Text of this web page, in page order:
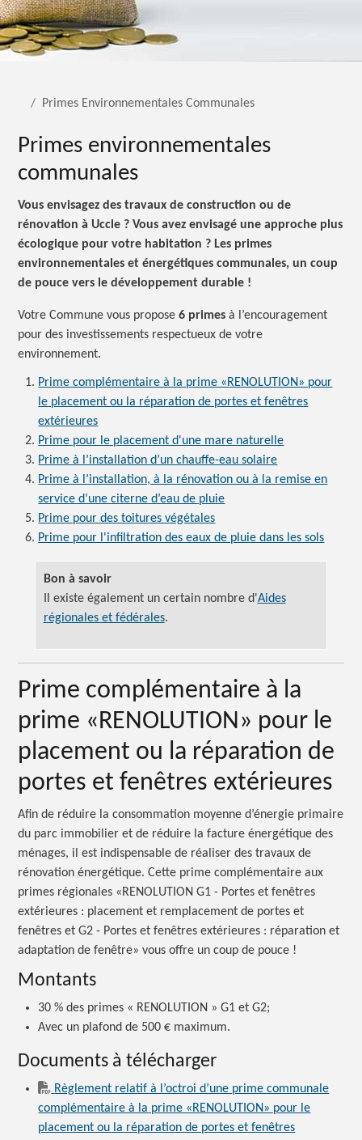
Primes Environnementales Communales
Primes environnementales
communales
Vous envisagez des travaux de construction ou de
rénovation àUccle ? Vous avez envisagé une approche plus
écologique pour votre habitation ? Les primes
environnementales et énergétiques communales, un coup
de pouce vers le développementdurable !
Votre Commune vous propose6 primes à l’encouragement
pour des investissements respectueux de votre
environnement.
Prime complémentaire à la prime «RENOLUTION» pour
le placement ou la réparation de portes et fenêtres
extérieures
Prime pour le placement d'une mare naturelle
Prime à l’installation d’un chauffe-eau solaire
Prime à l’installation, à la rénovation ou à la remise en
service d’une citerne d’eau de pluie
Prime pour des toitures végétales
Prime pour l'infiltration des eaux de pluie dans les sols
Bon à savoir
Il existe également un certain nombre d'Aides
régionales et fédérales.
Prime complémentaire à la
prime «RENOLUTION» pour le
placement ou la réparation de
portes et fenêtres extérieures
Afin de réduire la consommation moyenne d’énergie primaire
du parc immobilier et de réduire la facture énergétique des
ménages, il est indispensable de réaliser des travaux de
rénovation énergétique. Cette prime complémentaire aux
primes régionales «RENOLUTION G1 - Portes et fenêtres
extérieures : placement et remplacement de portes et
fenêtres et G2 - Portes et fenêtres extérieures : réparation et
adaptation de fenêtre» vous offre un coup de pouce !
Montants
30 % des primes « RENOLUTION » G1 et G2;
Avec un plafond de 500 € maximum.
Documents à télécharger
Règlement relatif à l’octroi d’une prime communale
complémentaire à la prime «RENOLUTION» pour le
placement ou la réparation de portes et fenêtres